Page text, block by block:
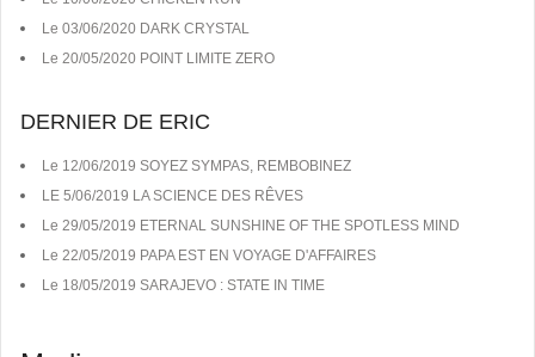
Le 03/06/2020 DARK CRYSTAL
Le 20/05/2020 POINT LIMITE ZERO
DERNIER DE ERIC
Le 12/06/2019 SOYEZ SYMPAS, REMBOBINEZ
LE 5/06/2019 LA SCIENCE DES RÊVES
Le 29/05/2019 ETERNAL SUNSHINE OF THE SPOTLESS MIND
Le 22/05/2019 PAPA EST EN VOYAGE D'AFFAIRES
Le 18/05/2019 SARAJEVO : STATE IN TIME